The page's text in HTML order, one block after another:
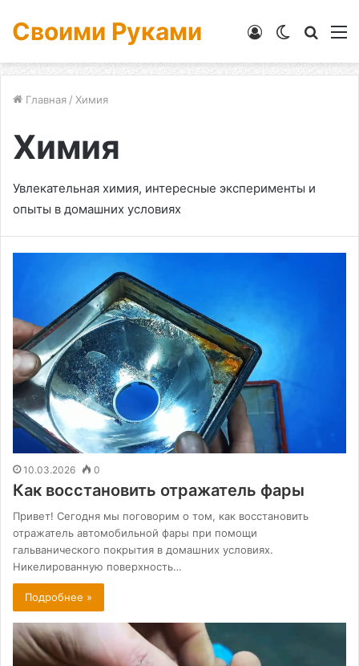
Своими Руками
Switch
Войти
Главная / Химия
Химия
Увлекательная химия, интересные эксперименты и
опыты в домашних условиях
10.03.2026 0
Как восстановить отражатель фары
Привет! Сегодня мы поговорим о том, как восстановить
отражатель автомобильной фары при помощи
гальванического покрытия в домашних условиях.
Никелированную поверхность…
Подробнее »